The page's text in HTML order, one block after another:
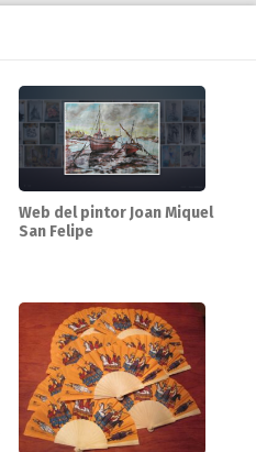
Web del pintor Joan Miquel
San Felipe